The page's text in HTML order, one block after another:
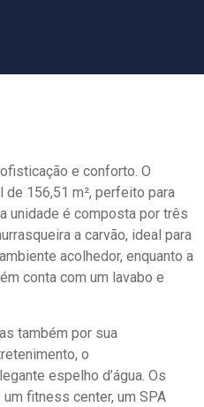
e conforto. O
de 156,51 m², perfeito para
unidade é composta por três
a carvão, ideal para
acolhedor, enquanto a
conta com um lavabo e
também por sua
o
espelho d’água. Os
fitness center, um SPA